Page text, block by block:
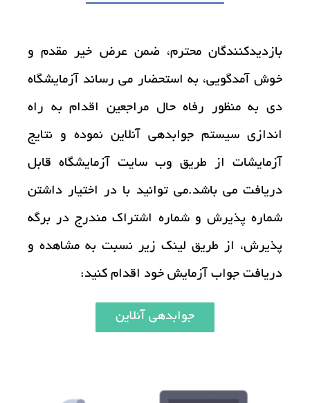
بخش های آزمایشگاه
راهنمای مراجعین
تجهیزات آزمایشگاهی
خدمات ما
استخدام
بازدیدکنندگان محترم، ضمن عرض خیر مقدم و
خوش آمدگویی، به استحضار می رساند آزمایشگاه
دی به منظور رفاه حال مراجعین اقدام به راه
اندازی سیستم جوابدهی آنلاین نموده و نتایج
آزمایشات از طریق وب سایت آزمایشگاه قابل
دریافت می باشد.می توانید با در اختیار داشتن
شماره پذیرش و شماره اشتراک مندرج در برگه
پذیرش، از طریق لینک زیر نسبت به مشاهده و
دریافت جواب آزمایش خود اقدام کنید:
جوابدهی آنلاین